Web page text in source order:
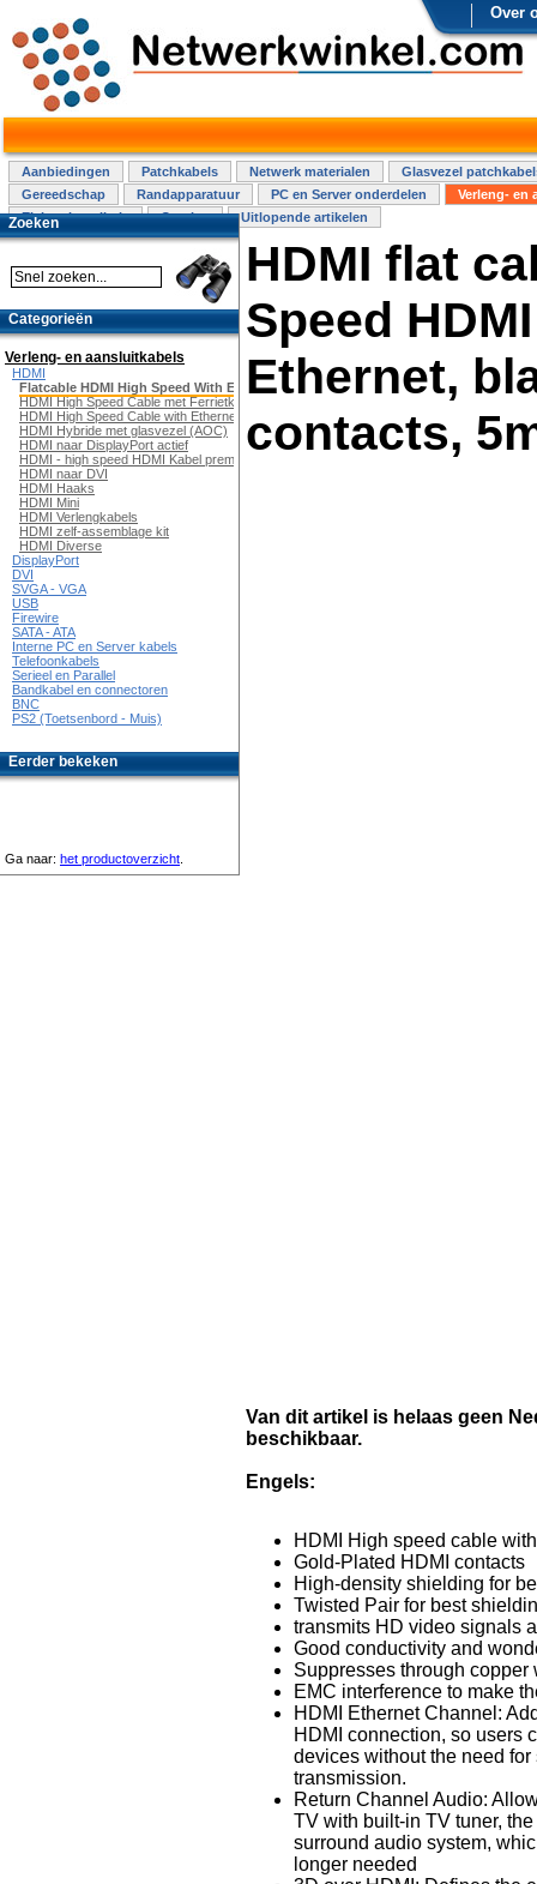
Over
Aanbiedingen Patchkabels Netwerk materialen
Glasvezel
Gereedschap
Randapparatuur PC en Server onderdelen
Verleng- en
Elektra installatie
Overige Uitlopende artikelen
HDMI flat
Speed
Ethernet,
contacts,
Van dit artikel is helaas geen
beschikbaar.
Engels:
HDMI High speed cable
Gold-Plated HDMI contacts
High-density shielding for
Twisted Pair for best
transmits HD video signals
Good conductivity and
Suppresses through copper
EMC interference to make
HDMI Ethernet Channel:
HDMI connection, so users
devices without the need
transmission.
Return Channel Audio:
TV with built-in TV tuner,
surround audio system,
longer needed
Zoeken
Categorieën
Verleng- en aansluitkabels
HDMI
Flatcable HDMI High Speed With Ethernet
HDMI High Speed Cable met Ferrietkern
HDMI High Speed Cable with Ethernet
HDMI Hybride met glasvezel (AOC)
HDMI naar DisplayPort actief
HDMI - high speed HDMI Kabel premium
HDMI naar DVI
HDMI Haaks
HDMI Mini
HDMI Verlengkabels
HDMI zelf-assemblage kit
HDMI Diverse
DisplayPort
DVI
SVGA - VGA
USB
Firewire
SATA - ATA
Interne PC en Server kabels
Telefoonkabels
Serieel en Parallel
Bandkabel en connectoren
BNC
PS2 (Toetsenbord - Muis)
Eerder bekeken
Ga naar: het productoverzicht